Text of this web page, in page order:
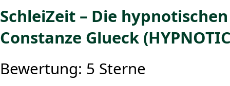
SchleiZeit – Die
Constanze Glueck
Bewertung: 5 Sterne